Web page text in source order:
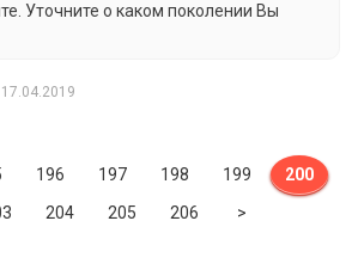
Уточните о каком поколении Вы
196 197 198 199
200
204 205 206 >